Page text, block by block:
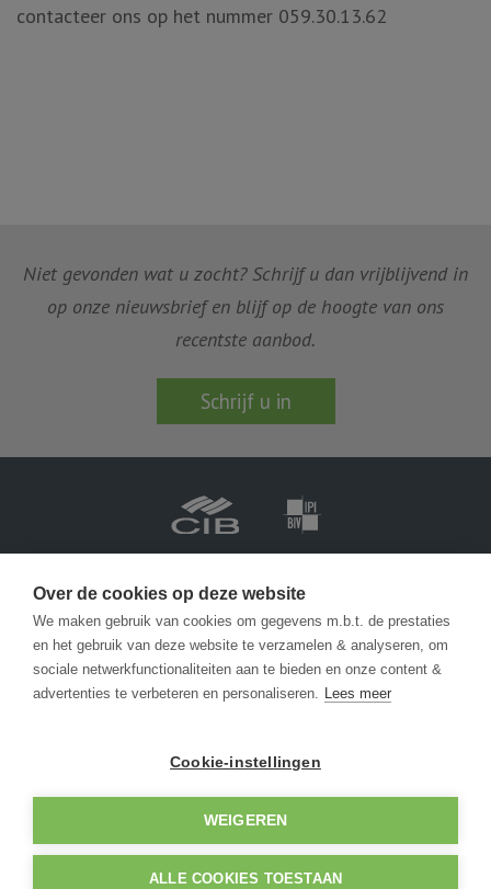
contacteer ons op het nummer 059.30.13.62
Niet gevonden wat u zocht? Schrijf u dan vrijblijvend in
op onze nieuwsbrief en blijf op de hoogte van ons
recentste aanbod.
Schrijf u in
Ondernemingsnummer BTW-BE 0471 413 565
info@becue.be
+32 (0) 59 30 1362
© 2026 - AGENTSCHAP BECUE -Developed by Zabun-Disclaimer-Privacy policy
Over de cookies op deze website
We maken gebruik van cookies om gegevens m.b.t. de prestaties
en het gebruik van deze website te verzamelen & analyseren, om
sociale netwerkfunctionaliteiten aan te bieden en onze content &
advertenties te verbeteren en personaliseren. Lees meer
Cookie-instellingen
WEIGEREN
ALLE COOKIES TOESTAAN